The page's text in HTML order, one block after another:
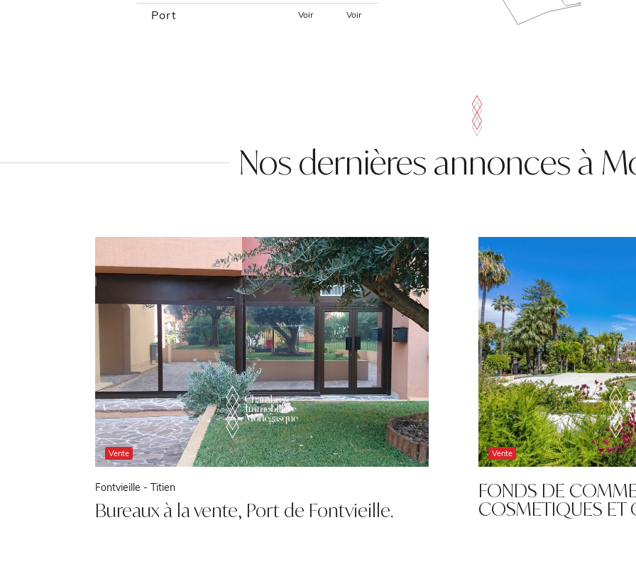
Port Voir Voir
Nos dernières annonces à
Vente
FONDS DE COMMERCE VENTE DE
COSMETIQUES ET ONGLERIE
Vente
Condamine
Belle opportunité à